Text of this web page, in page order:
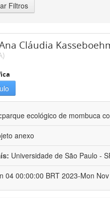
Filtros
Cláudia
parque ecológico de mombuca
anexo
Universidade de São Paulo -
04 00:00:00 BRT 2023-Mon